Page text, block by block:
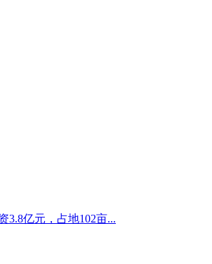
3.8亿元，占地102亩...